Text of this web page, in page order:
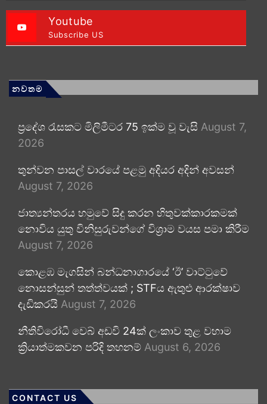
Youtube
Subscribe US
නවතම
ප්‍රදේශ රැසකට මිලිමීටර 75 ඉක්ම වූ වැසි August 7,
2026
තුන්වන පාසල් වාරයේ පළමු අදියර අදින් අවසන්
August 7, 2026
ජාත්‍යන්තරය හමුවේ සිදු කරන හිතුවක්කාරකමක්
නොවිය යුතු විනිසුරුවන්ගේ විශ්‍රාම වයස පමා කිරීම
August 7, 2026
කොළඹ මැගසින් බන්ධනාගාරයේ ‘ඊ’ වාට්ටුවේ
නොසන්සුන් තත්ත්වයක් ; STFය ඇතුළු ආරක්ෂාව
දැඩිකරයි August 7, 2026
නීතිවිරෝධී වෙබ් අඩවි 24ක් ලංකාව තුළ වහාම
ක්‍රියාත්මකවන පරිදි තහනම් August 6, 2026
CONTACT US